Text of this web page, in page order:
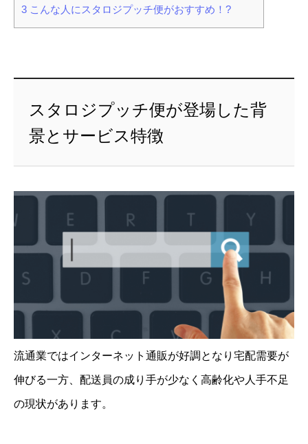
3 こんな人にスタロジプッチ便がおすすめ！?
スタロジプッチ便が登場した背
景とサービス特徴
流通業ではインターネット通販が好調となり宅配需要が
伸びる一方、配送員の成り手が少なく高齢化や人手不足
の現状があります。